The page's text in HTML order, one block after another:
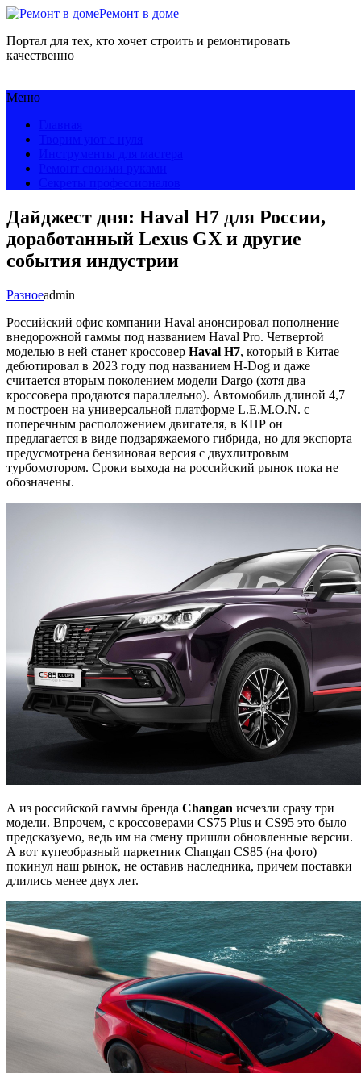
Ремонт в доме
Портал для тех, кто хочет строить и ремонтировать
качественно
Меню
Дайджест дня: Haval H7 для России,
доработанный Lexus GX и другие
события индустрии
Разноеadmin
Российский офис компании Haval анонсировал пополнение
внедорожной гаммы под названием Haval Pro. Четвертой
моделью в ней станет кроссовер Haval H7, который в Китае
дебютировал в 2023 году под названием H-Dog и даже
считается вторым поколением модели Dargo (хотя два
кроссовера продаются параллельно). Автомобиль длиной 4,7
м построен на универсальной платформе L.E.M.O.N. с
поперечным расположением двигателя, в КНР он
предлагается в виде подзаряжаемого гибрида, но для экспорта
предусмотрена бензиновая версия с двухлитровым
турбомотором. Сроки выхода на российский рынок пока не
обозначены.
А из российской гаммы бренда Changan исчезли сразу три
модели. Впрочем, с кроссоверами CS75 Plus и CS95 это было
предсказуемо, ведь им на смену пришли обновленные версии.
А вот купеобразный паркетник Changan CS85 (на фото)
покинул наш рынок, не оставив наследника, причем поставки
длились менее двух лет.